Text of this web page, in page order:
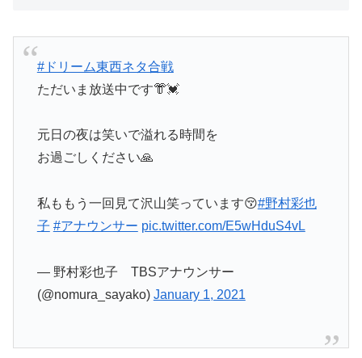
#ドリーム東西ネタ合戦
ただいま放送中です👘💓
元日の夜は笑いで溢れる時間を
お過ごしください🙏
私ももう一回見て沢山笑っています😚#野村彩也
子 #アナウンサー pic.twitter.com/E5wHduS4vL
— 野村彩也子 TBSアナウンサー
(@nomura_sayako) January 1, 2021